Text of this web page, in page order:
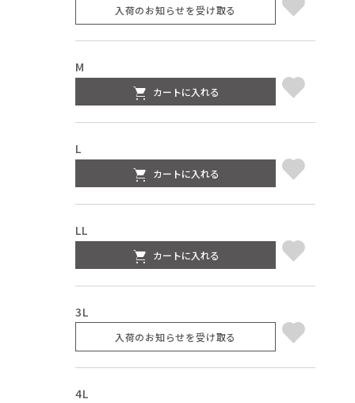
入荷のお知らせを受け取る
M
カートに入れる
L
カートに入れる
LL
カートに入れる
3L
入荷のお知らせを受け取る
4L